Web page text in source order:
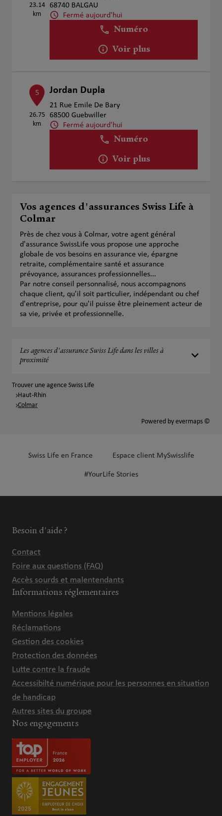
23.14
km
68740 BALGAU
Fermé aujourd'hui
Numéro
Voir plus
5
26.75
km
Jordan Dupla
21 Rue Emile De Bary
68500 Guebwiller
Fermé aujourd'hui
Numéro
Voir plus
Vos agences d'assurances Swiss Life à
Colmar
Près de chez vous à Colmar, votre agent général
d'assurance SwissLife vous propose une approche
globale de vos besoins en assurance vie, épargne
retraite, complémentaire santé et assurance
prévoyance, assurances professionnelles...
Par notre conseil personnalisé, nous accompagnons
chaque client, qu'il soit particulier, indépendant ou chef
d'entreprise, pour qu'il puisse être pleinement acteur de
sa vie, privée et professionnelle.
Les agences d'assurance Swiss Life dans les villes à
proximité
Trouver une agence Swiss Life
Haut-Rhin
Colmar
Powered by evermaps ©
Swiss Life en France Espace client MySwisslife
#YourLife Stories
Besoin d'aide ?
Contact
Foire aux questions (FAQ)
Accès sourds et malentendants
Informations réglementaires
Mentions légales
Réclamations
Gestion des cookies
Protection des données
Lutte contre la fraude
Accessibilté numérique pour les personnes en situation
de handicap
Autres sites du groupe
Nos engagements